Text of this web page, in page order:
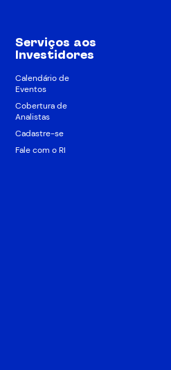
Serviços aos
Investidores
Calendário de
Eventos
Cobertura de
Analistas
Cadastre-se
Fale com o RI